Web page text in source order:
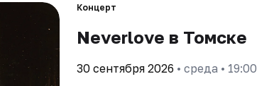
Концерт
Neverlove в Томске
30 сентября 2026 • среда • 19:00